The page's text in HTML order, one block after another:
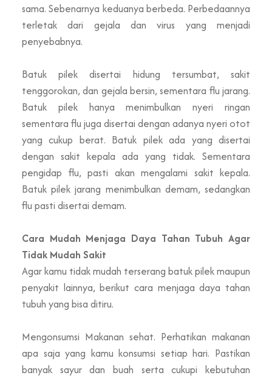
sama. Sebenarnya keduanya berbeda. Perbedaannya
terletak dari gejala dan virus yang menjadi
penyebabnya.
Batuk pilek disertai hidung tersumbat, sakit
tenggorokan, dan gejala bersin, sementara flu jarang.
Batuk pilek hanya menimbulkan nyeri ringan
sementara flu juga disertai dengan adanya nyeri otot
yang cukup berat. Batuk pilek ada yang disertai
dengan sakit kepala ada yang tidak. Sementara
pengidap flu, pasti akan mengalami sakit kepala.
Batuk pilek jarang menimbulkan demam, sedangkan
flu pasti disertai demam.
Cara Mudah Menjaga Daya Tahan Tubuh Agar
Tidak Mudah Sakit
Agar kamu tidak mudah terserang batuk pilek maupun
penyakit lainnya, berikut cara menjaga daya tahan
tubuh yang bisa ditiru.
Mengonsumsi Makanan sehat. Perhatikan makanan
apa saja yang kamu konsumsi setiap hari. Pastikan
banyak sayur dan buah serta cukupi kebutuhan